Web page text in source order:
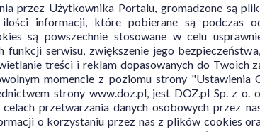
TYP PRODUKTU POSTAĆ
przez Użytkownika Portalu, gromadzone są
ilości informacji, które pobierane są podczas
są powszechnie stosowane w celu
funkcji serwisu, zwiększenie jego
treści i reklam dopasowanych do Twoich
momencie z poziomu strony "Ustawienia
strony www.doz.pl, jest DOZ.pl Sp. z
przetwarzania danych osobowych przez
o korzystaniu przez nas z plików cookies